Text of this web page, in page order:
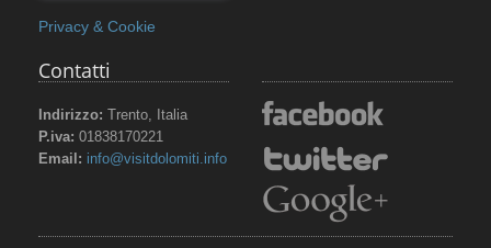
Privacy & Cookie
Contatti
Indirizzo: Trento, Italia
P.iva: 01838170221
Email: info@visitdolomiti.info